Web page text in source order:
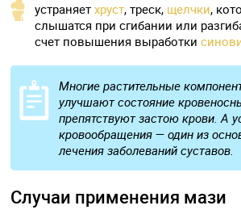
устраняетхруст, треск, щелчки,
слышатся при сгибании или
счет повышения выработки
Многие растительные
улучшают состояние
препятствуют застою крови. А
кровообращения — один из
лечения заболеваний суставов.
Случаи применения мази